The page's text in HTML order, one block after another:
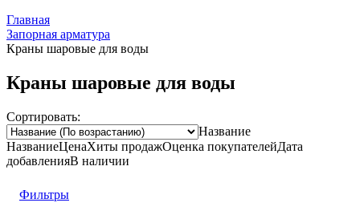
Главная
Запорная арматура
Краны шаровые для воды
Краны шаровые для воды
Сортировать:
Название
НазваниеЦенаХиты продажОценка покупателейДата
добавленияВ наличии
Фильтры